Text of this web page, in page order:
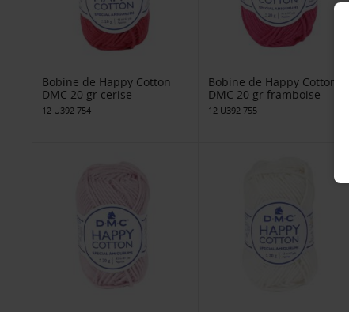
Bobine de Happy Cotton
DMC 20 gr cerise
12 U392 754
Bobine de Happy Cotton
DMC 20 gr framboise
12 U392 755